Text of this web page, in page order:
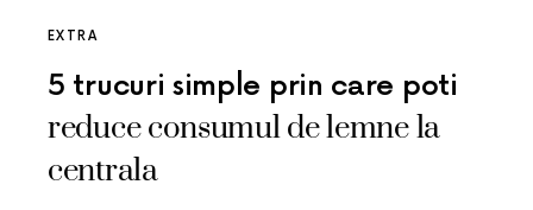
EXTRA
5 trucuri simple prin care poti
reduce consumul de lemne la
centrala